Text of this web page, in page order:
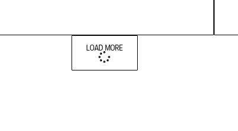
LOAD MORE